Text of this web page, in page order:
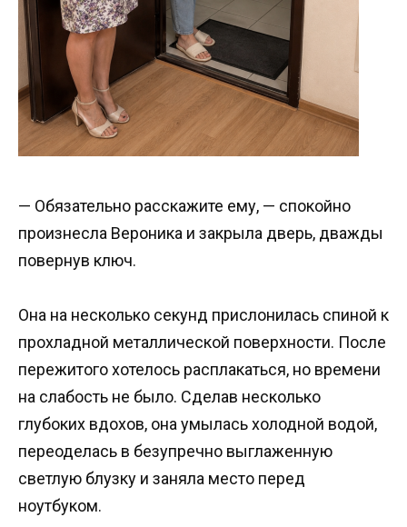
— Обязательно расскажите ему, — спокойно
произнесла Вероника и закрыла дверь, дважды
повернув ключ.
Она на несколько секунд прислонилась спиной к
прохладной металлической поверхности. После
пережитого хотелось расплакаться, но времени
на слабость не было. Сделав несколько
глубоких вдохов, она умылась холодной водой,
переоделась в безупречно выглаженную
светлую блузку и заняла место перед
ноутбуком.